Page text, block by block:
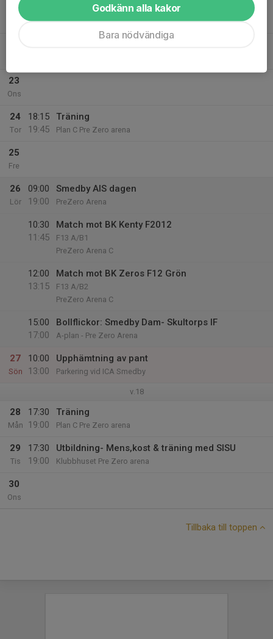
22
17:30
Planering: seriespel, träning, Borlänge
Klubbhuset Pre Zero arena
23
Ons
24
Tor
18:15
19:45
Träning
Plan C Pre Zero arena
25
Fre
26
Lör
09:00
19:00
Smedby AIS dagen
PreZero Arena
10:30
11:45
Match mot BK Kenty F2012
F13 A/B1
PreZero Arena C
12:00
13:15
Match mot BK Zeros F12 Grön
F13 A/B2
PreZero Arena C
15:00
17:00
Bollflickor: Smedby Dam- Skultorps IF
A-plan - Pre Zero Arena
27
Sön
10:00
13:00
Upphämtning av pant
Parkering vid ICA Smedby
v.18
28
Mån
17:30
19:00
Träning
Plan C Pre Zero arena
29
Tis
17:30
19:00
Utbildning- Mens,kost & träning med SISU
Klubbhuset Pre Zero arena
30
Ons
Tillbaka till toppen
Godkänn alla kakor
Bara nödvändiga